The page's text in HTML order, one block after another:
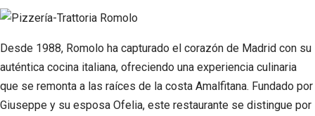
Desde 1988, Romolo ha capturado el corazón de Madrid con su
auténtica cocina italiana, ofreciendo una experiencia culinaria
que se remonta a las raíces de la costa Amalfitana. Fundado por
Giuseppe y su esposa Ofelia, este restaurante se distingue por